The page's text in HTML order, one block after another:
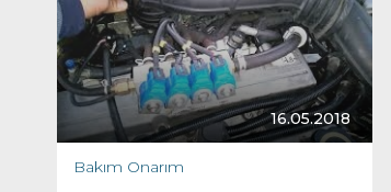
16.05.2018
Bakım Onarım